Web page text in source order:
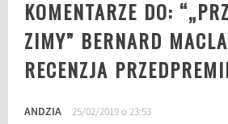
KOMENTARZE DO: “
ZIMY” BERNARD
RECENZJA
ANDZIA 25/02/2019 o 23:53